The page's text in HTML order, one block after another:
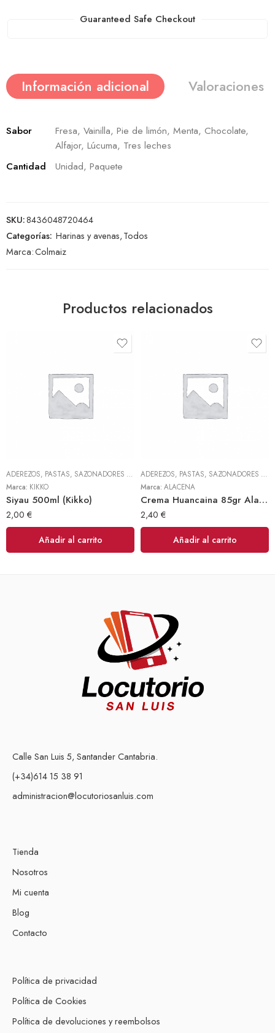
Guaranteed Safe Checkout
Información adicional Valoraciones
Sabor
Fresa, Vainilla, Pie de limón, Menta, Chocolate,
Alfajor, Lúcuma, Tres leches
Cantidad
Unidad, Paquete
SKU:8436048720464
Categorías: Harinas y avenas,Todos
Marca:Colmaiz
Productos relacionados
ADEREZOS, PASTAS, SAZONADORES Y CONDIMENTOS ,TODOS
Marca: KIKKO
Siyau 500ml (Kikko)
2,00 €
Añadir al carrito
ADEREZOS, PASTAS, SAZONADORES Y CONDIMENTOS
Marca: ALACENA
Crema Huancaina 85gr Alacena
2,40 €
Añadir al carrito
Calle San Luis 5, Santander Cantabria.
(+34)614 15 38 91
administracion@locutoriosanluis.com
Tienda
Nosotros
Mi cuenta
Blog
Contacto
Política de privacidad
Política de Cookies
Política de devoluciones y reembolsos